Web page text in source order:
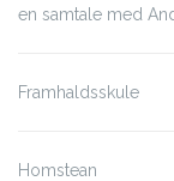
en samtale med
Framhaldsskule
Homstean